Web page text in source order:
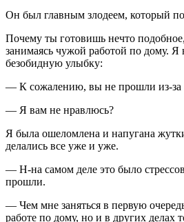
Он был главным злодеем, который
Почему ты готовишь нечто
занимаясь чужой работой по дому. Я
безобидную улыбку:
— К сожалению, вы не прошли из-за
— Я вам не нравлюсь?
Я была ошеломлена и напугана
делались все уже и уже.
— Н-на самом деле это было
прошли.
— Чем мне заняться в первую
работе по дому, но и в других делах